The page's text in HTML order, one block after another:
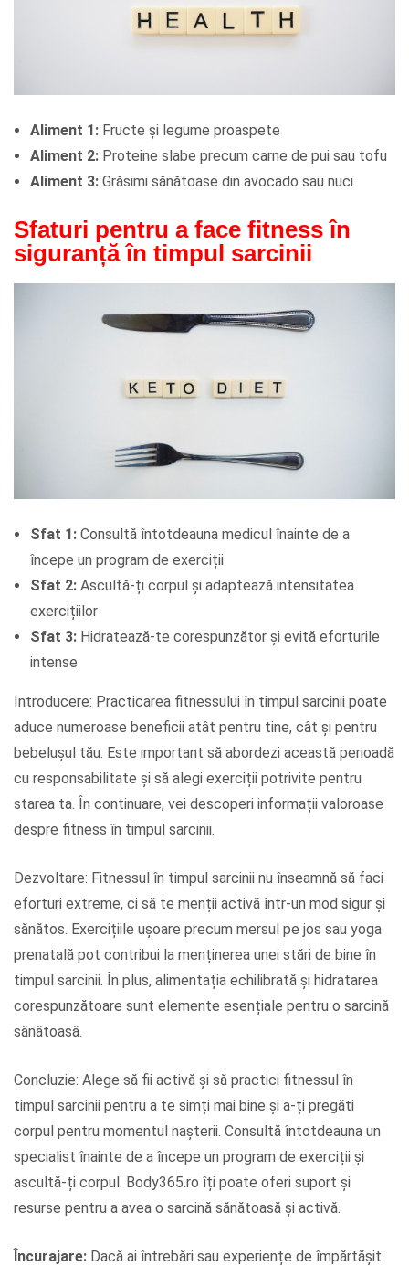
Aliment 1: Fructe și legume proaspete
Aliment 2: Proteine slabe precum carne de pui sau tofu
Aliment 3: Grăsimi sănătoase din avocado sau nuci
Sfaturi pentru a face fitness în
siguranță în timpul sarcinii
Sfat 1: Consultă întotdeauna medicul înainte de a
începe un program de exerciții
Sfat 2: Ascultă-ți corpul și adaptează intensitatea
exercițiilor
Sfat 3: Hidratează-te corespunzător și evită eforturile
intense
Introducere: Practicarea fitnessului în timpul sarcinii poate
aduce numeroase beneficii atât pentru tine, cât și pentru
bebelușul tău. Este important să abordezi această perioadă
cu responsabilitate și să alegi exerciții potrivite pentru
starea ta. În continuare, vei descoperi informații valoroase
despre fitness în timpul sarcinii.
Dezvoltare: Fitnessul în timpul sarcinii nu înseamnă să faci
eforturi extreme, ci să te menții activă într-un mod sigur și
sănătos. Exercițiile ușoare precum mersul pe jos sau yoga
prenatală pot contribui la menținerea unei stări de bine în
timpul sarcinii. În plus, alimentația echilibrată și hidratarea
corespunzătoare sunt elemente esențiale pentru o sarcină
sănătoasă.
Concluzie: Alege să fii activă și să practici fitnessul în
timpul sarcinii pentru a te simți mai bine și a-ți pregăti
corpul pentru momentul nașterii. Consultă întotdeauna un
specialist înainte de a începe un program de exerciții și
ascultă-ți corpul. Body365.ro îți poate oferi suport și
resurse pentru a avea o sarcină sănătoasă și activă.
Încurajare: Dacă ai întrebări sau experiențe de împărtășit